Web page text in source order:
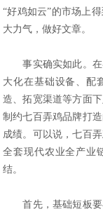
“好鸡如云”的市场上
大力气，做好文章。
事实确实如此。在
大化在基础设备、配
造、拓宽渠道等方面
制约七百弄鸡品牌打
成绩。可以说，七百
全套现代农业全产业
结。
首先，基础短板要